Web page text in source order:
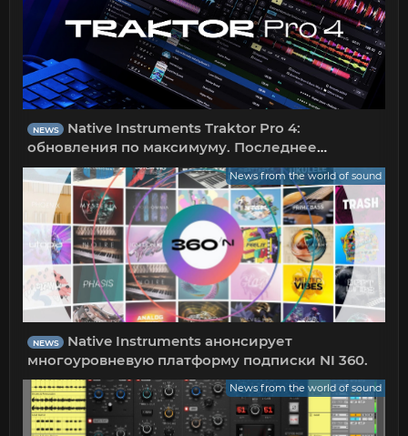
NEWS
Native Instruments Traktor Pro 4:
обновления по максимуму. Последнее
обновление включает в себя технологию от
iZotope!
News from the world of sound
NEWS
Native Instruments анонсирует
многоуровневую платформу подписки NI 360.
News from the world of sound